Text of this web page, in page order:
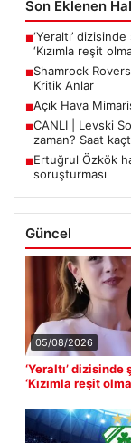
Son Eklenen
■‘Yeraltı’
‘Kızımla reşit
■Shamrock
Kritik Anlar
■Açık Hava
■CANLI | Levski
zaman? Saat
■Ertuğrul Özkök
soruşturması
Güncel
05/08/2026
‘Yeraltı’
‘Kızımla reşit